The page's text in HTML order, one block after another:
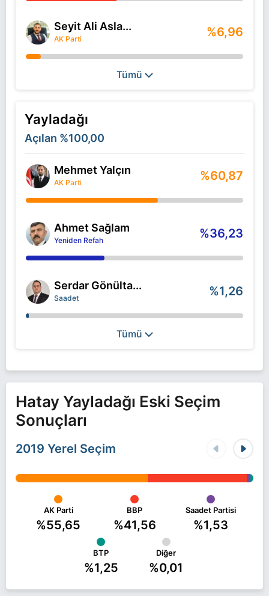
Seyit Ali Asla...
AK Parti %6,96
Tümü
Yayladağı
Açılan %100,00
Mehmet Yalçın
AK Parti %60,87
Ahmet Sağlam
Yeniden Refah %36,23
Serdar Gönülta...
Saadet %1,26
Tümü
Hatay Yayladağı Eski Seçim
Sonuçları
2019 Yerel Seçim
AK Parti
%55,65
BBP
%41,56
Saadet Partisi
%1,53
BTP
%1,25
Diğer
%0,01